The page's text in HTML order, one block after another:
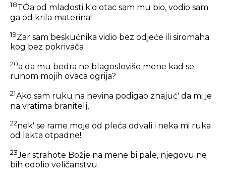
18TÓa od mladosti k'o otac sam mu bio, vodio sam
ga od krila materina!
19Zar sam beskućnika vidio bez odjeće ili siromaha
kog bez pokrivača
20a da mu bedra ne blagosloviše mene kad se
runom mojih ovaca ogrija?
21Ako sam ruku na nevina podigao znajuć' da mi je
na vratima branitelj,
22nek' se rame moje od pleća odvali i neka mi ruka
od lakta otpadne!
23Jer strahote Božje na mene bi pale, njegovu ne
bih odolio veličanstvu.